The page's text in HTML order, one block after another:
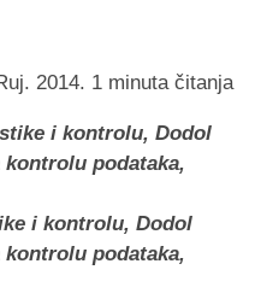
2014. 1 minuta čitanja
i kontrolu, Dodol
podataka,